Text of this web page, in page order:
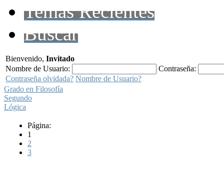
Temas Recientes
Buscar
Bienvenido, Invitado
Nombre de Usuario:
Contraseña:
Contraseña olvidada? Nombre de Usuario?
Grado en Filosofía
Segundo
Lógica
Página:
1
2
3